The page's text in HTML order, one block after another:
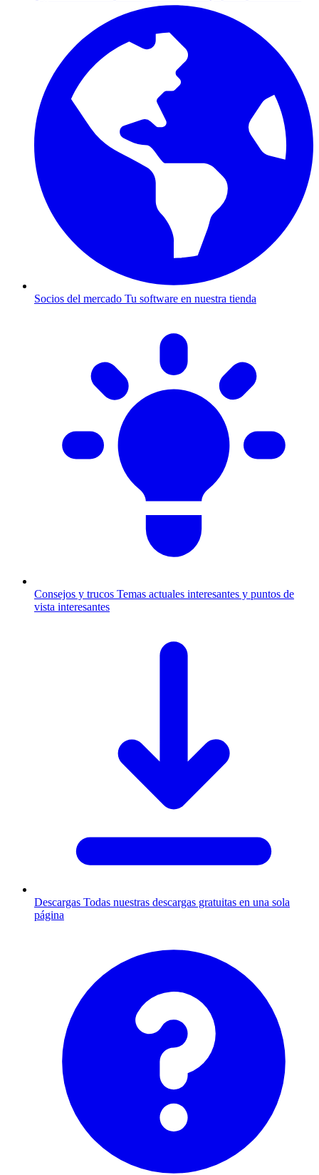
Socios del mercado Tu software en nuestra tienda
Consejos y trucos Temas actuales interesantes y puntos de
vista interesantes
Descargas Todas nuestras descargas gratuitas en una sola
página